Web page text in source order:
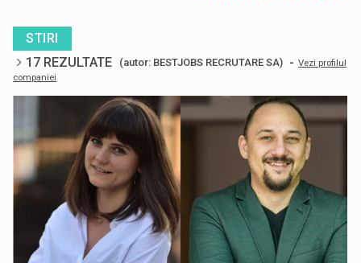
STIRI
17 REZULTATE
(autor: BESTJOBS RECRUTARE SA) - Vezi profilul
companiei